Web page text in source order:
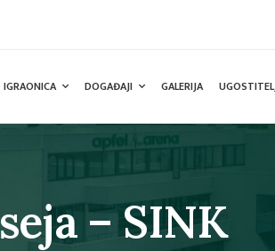
IGRAONICA DOGAĐAJI GALERIJA
– SINK